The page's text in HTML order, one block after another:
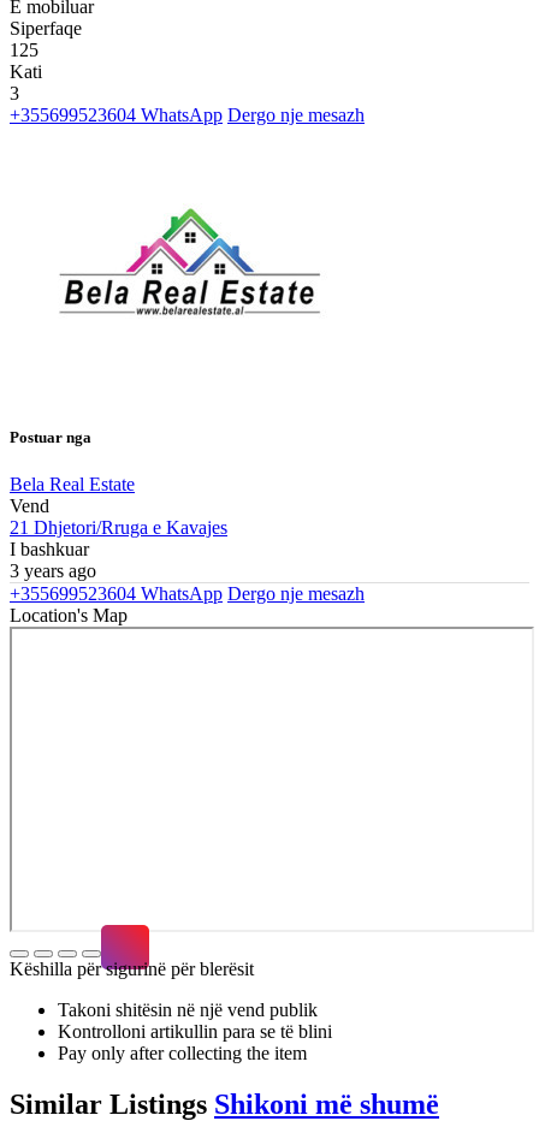
E mobiluar
Siperfaqe
125
Kati
3
+355699523604 WhatsApp Dergo nje mesazh
Postuar nga
Bela Real Estate
Vend
21 Dhjetori/Rruga e Kavajes
I bashkuar
3 years ago
+355699523604 WhatsApp Dergo nje mesazh
Location's Map
Këshilla për sigurinë për blerësit
Takoni shitësin në një vend publik
Kontrolloni artikullin para se të blini
Pay only after collecting the item
Similar Listings Shikoni më shumë